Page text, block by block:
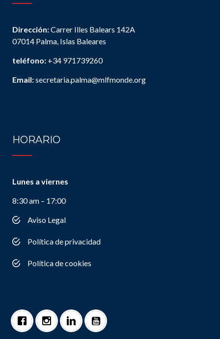
Dirección:Carrer Illes Balears 142A
07014 Palma, Islas Baleares
teléfono: +34 971739260
Email:secretaria.palma@mlfmonde.org
HORARIO
Lunes a viernes
8:30 am – 17:00
Aviso Legal
Política de privacidad
Política de cookies